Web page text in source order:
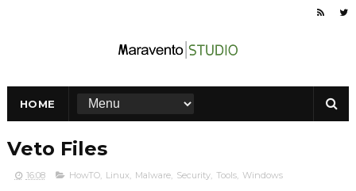
HOME
Veto Files
16:08 HowTO, Linux, Malware, Security, Tools, Windows